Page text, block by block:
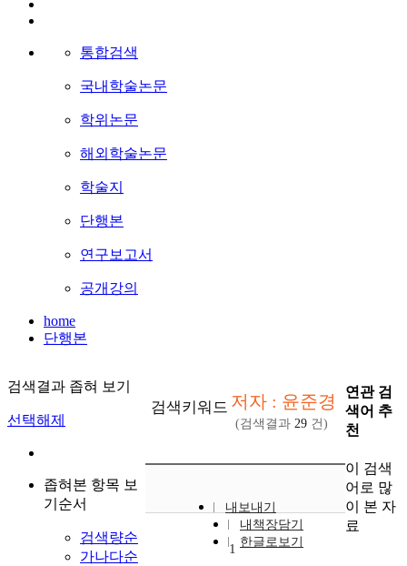
통합검색
국내학술논문
학위논문
해외학술논문
학술지
단행본
연구보고서
공개강의
home
단행본
검색결과 좁혀 보기
선택해제
좁혀본 항목 보
기순서
검색량순
가나다순
검색키워드 저자 : 윤준경
(검색결과 29 건)
내보내기
내책장담기
한글로보기
1
연관 검
색어 추
천
이 검색
어로 많
이 본 자
료